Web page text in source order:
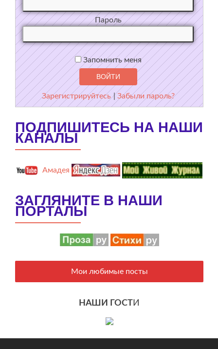
Пароль
Запомнить меня
Зарегистрируйтесь |Забыли пароль?
ПОДПИШИТЕСЬ НА НАШИ
КАНАЛЫ
Амадея
ЗАГЛЯНИТЕ В НАШИ
ПОРТАЛЫ
Мои любимые посты
НАШИ ГОСТИ